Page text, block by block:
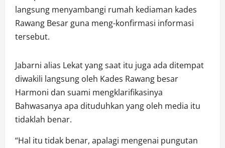
langsung menyambangi rumah kediaman kades
Rawang Besar guna meng-konfirmasi informasi
tersebut.
Jabarni alias Lekat yang saat itu juga ada ditempat
diwakili langsung oleh Kades Rawang besar
Harmoni dan suami mengklarifikasinya
Bahwasanya apa dituduhkan yang oleh media itu
tidaklah benar.
“Hal itu tidak benar, apalagi mengenai pungutan